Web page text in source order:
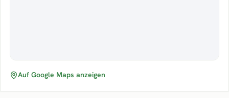
Auf Google Maps anzeigen